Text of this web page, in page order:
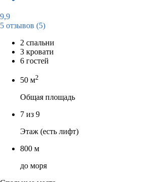
9,9
5 отзывов (5)
2 спальни
3 кровати
6 гостей
50 м2
Общая площадь
7 из 9
Этаж (есть лифт)
800 м
до моря